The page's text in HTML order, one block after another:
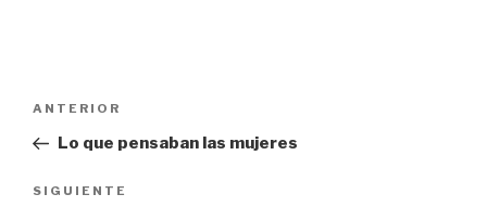
entradas
Entrada
anterior:
ANTERIOR
Lo que pensaban las mujeres
Siguiente
SIGUIENTE